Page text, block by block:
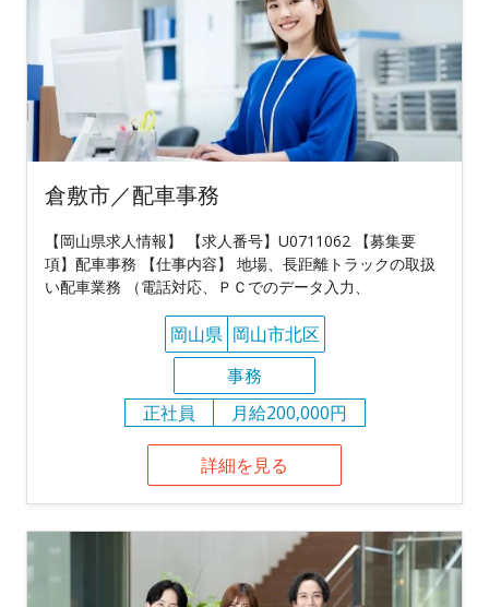
倉敷市／配車事務
【岡山県求人情報】 【求人番号】U0711062 【募集要
項】配車事務 【仕事内容】 地場、長距離トラックの取扱
い配車業務 （電話対応、ＰＣでのデータ入力、
岡山県 岡山市北区
事務
正社員
月給200,000円
詳細を見る